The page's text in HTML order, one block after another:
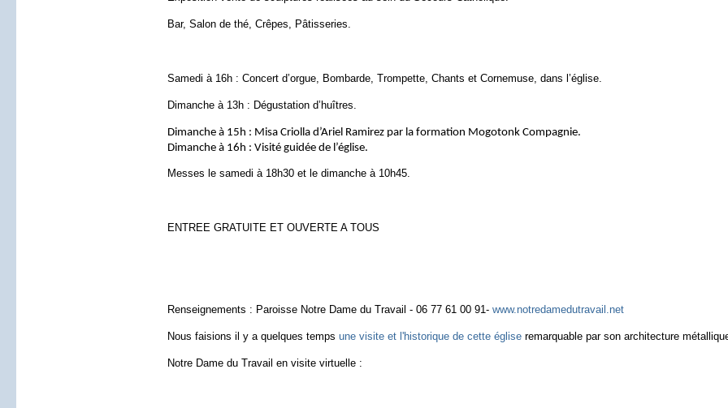
Bar, Salon de thé, Crêpes, Pâtisseries.
Samedi à 16h : Concert d’orgue, Bombarde, Trompette, Chants et Cornemuse, dans l’église.
Dimanche à 13h : Dégustation d’huîtres.
Dimanche à 15h : Misa Criolla d’Ariel Ramirez par la formation Mogotonk Compagnie.
Dimanche à 16h : Visité guidée de l’église.
Messes le samedi à 18h30 et le dimanche à 10h45.
ENTREE GRATUITE ET OUVERTE A TOUS
Renseignements : Paroisse Notre Dame du Travail - 06 77 61 00 91- www.notredamedutravail.net
Nous faisions il y a quelques temps une visite et l'historique de cette église remarquable par son architecture
Notre Dame du Travail en visite virtuelle :